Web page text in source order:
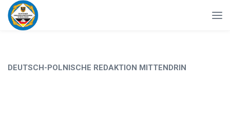
DEUTSCH-POLNISCHE REDAKTION MITTENDRIN